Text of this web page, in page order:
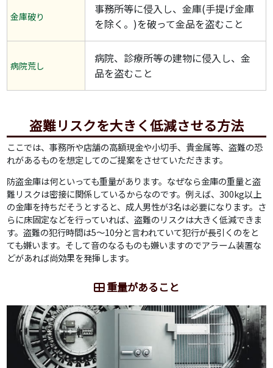
金庫破り
事務所等に侵入し、金庫(手提げ金庫
を除く。)を破って金品を盗むこと
病院荒し
病院、診療所等の建物に侵入し、金
品を盗むこと
盗難リスクを大きく低減させる方法
ここでは、事務所や店舗の高額現金や小切手、貴金属等、盗難の恐
れがあるものを想定してのご提案をさせていただきます。
防盗金庫は何といっても重量があります。なぜなら金庫の重量と盗
難リスクは密接に関係しているからなのです。例えば、300kg以上
の金庫を持ちだそうとすると、成人男性が3名は必要になります。さ
らに床固定などを行っていれば、盗難のリスクは大きく低減できま
す。盗難の犯行時間は5～10分と言われていて犯行が長引くのをと
ても嫌います。そして音のなるものも嫌いますのでアラーム装置な
どがあれば尚効果を発揮します。
重量があること